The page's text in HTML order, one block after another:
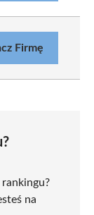
Firmę
na